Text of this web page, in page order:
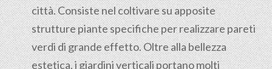
città. Consiste nel coltivare su apposite
strutture piante specifiche per realizzare pareti
verdi di grande effetto. Oltre alla bellezza
estetica, i giardini verticali portano molti